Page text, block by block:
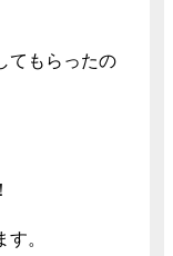
てもらったの
。